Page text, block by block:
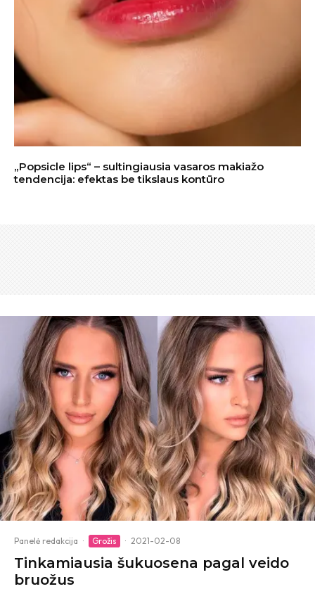
„Popsicle lips“ – sultingiausia vasaros makiažo
tendencija: efektas be tikslaus kontūro
Panelė redakcija · Grožis · 2021-02-08
Tinkamiausia šukuosena pagal veido
bruožus